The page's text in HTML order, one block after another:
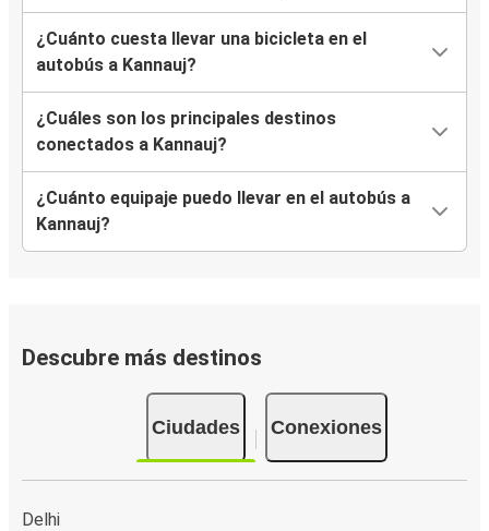
¿Cuánto cuesta llevar una bicicleta en el
autobús a Kannauj?
¿Cuáles son los principales destinos
conectados a Kannauj?
¿Cuánto equipaje puedo llevar en el autobús a
Kannauj?
Descubre más destinos
Ciudades Conexiones
Delhi